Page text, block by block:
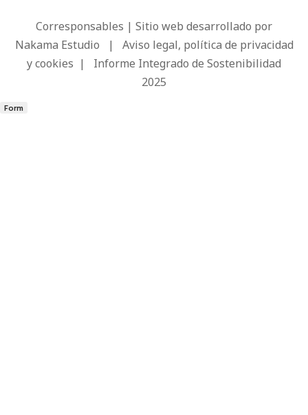
Corresponsables | Sitio web desarrollado por
Nakama Estudio | Aviso legal, política de privacidad
y cookies | Informe Integrado de Sostenibilidad
2025
Form